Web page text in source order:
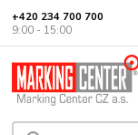
+420 234 700 700
9:00 - 15:00